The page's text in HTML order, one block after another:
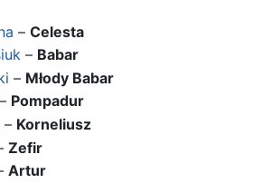
– Celesta
– Babar
– Młody Babar
– Pompadur
– Korneliusz
Zefir
Artur